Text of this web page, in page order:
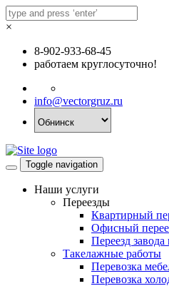
×
8-902-933-68-45
работаем круглосуточно!
info@vectorgruz.ru
Toggle navigation
Наши услуги
Переезды
Квартирный
Офисный
Переезд завода
Такелажные работы
Перевозка
Перевозка